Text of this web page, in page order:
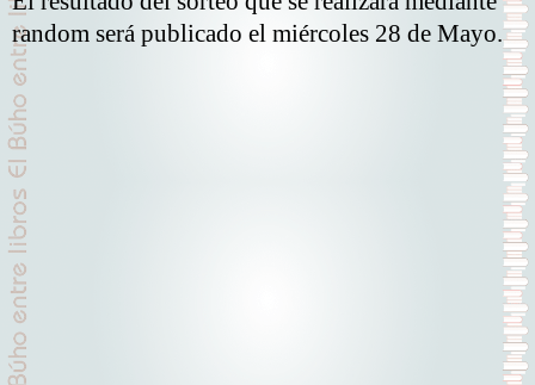
random será publicado el miércoles 28 de Mayo.